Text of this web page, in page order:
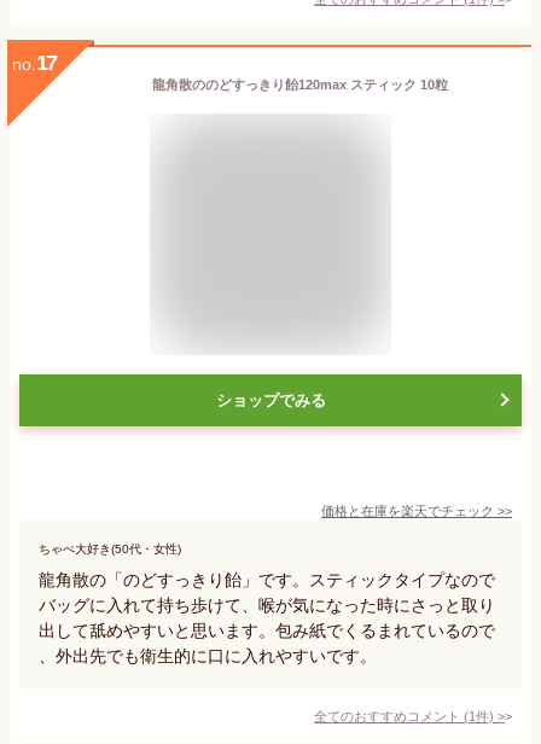
no. 17
龍角散ののどすっきり飴120max スティック 10粒
ショップでみる
価格と在庫を楽天でチェック >>
ちゃぺ大好き(50代・女性)
龍角散の「のどすっきり飴」です。スティックタイプなので
バッグに入れて持ち歩けて、喉が気になった時にさっと取り
出して舐めやすいと思います。包み紙でくるまれているので
、外出先でも衛生的に口に入れやすいです。
全てのおすすめコメント (1件) >